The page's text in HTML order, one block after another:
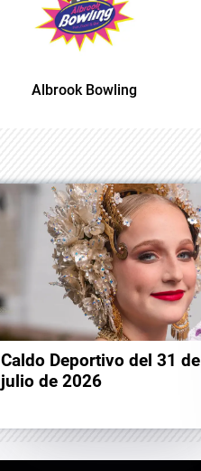
Albrook Bowling
Caldo Deportivo del 31 de
julio de 2026